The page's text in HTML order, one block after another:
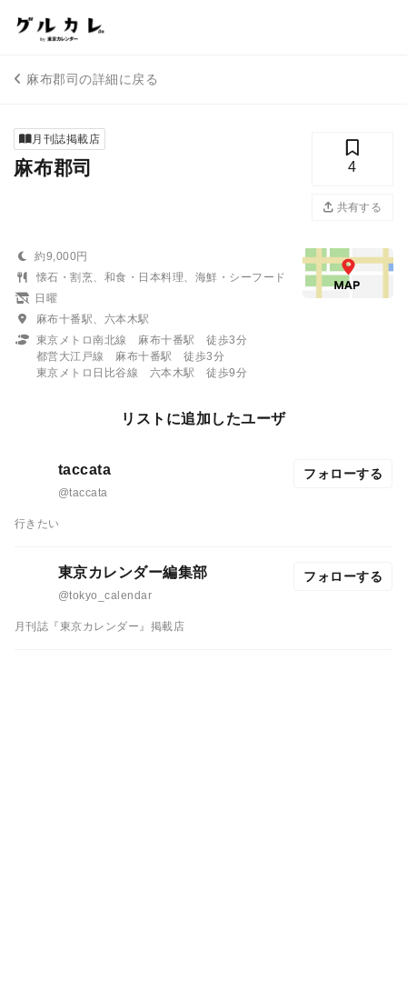
麻布郡司の詳細に戻る
月刊誌掲載店
麻布郡司 4
共有する
約9,000円
懐石・割烹、和食・日本料理、海鮮・シーフード
日曜
麻布十番駅、六本木駅
東京メトロ南北線 麻布十番駅 徒歩3分
都営大江戸線 麻布十番駅 徒歩3分
東京メトロ日比谷線 六本木駅 徒歩9分
リストに追加したユーザ
taccata
@taccata
フォローする
行きたい
東京カレンダー編集部
@tokyo_calendar
フォローする
月刊誌『東京カレンダー』掲載店